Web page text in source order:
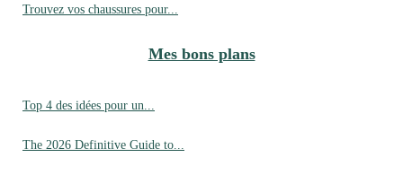
Trouvez vos chaussures pour...
Mes bons plans
Top 4 des idées pour un...
The 2026 Definitive Guide to...